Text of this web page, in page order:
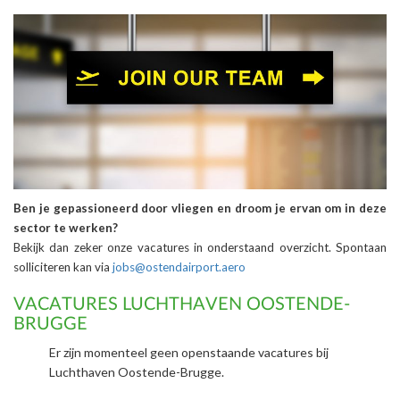
Ben je gepassioneerd door vliegen en droom je ervan om in deze
sector te werken?
Bekijk dan zeker onze vacatures in onderstaand overzicht. Spontaan
solliciteren kan via jobs@ostendairport.aero
VACATURES LUCHTHAVEN OOSTENDE-
BRUGGE
Er zijn momenteel geen openstaande vacatures bij
Luchthaven Oostende-Brugge.